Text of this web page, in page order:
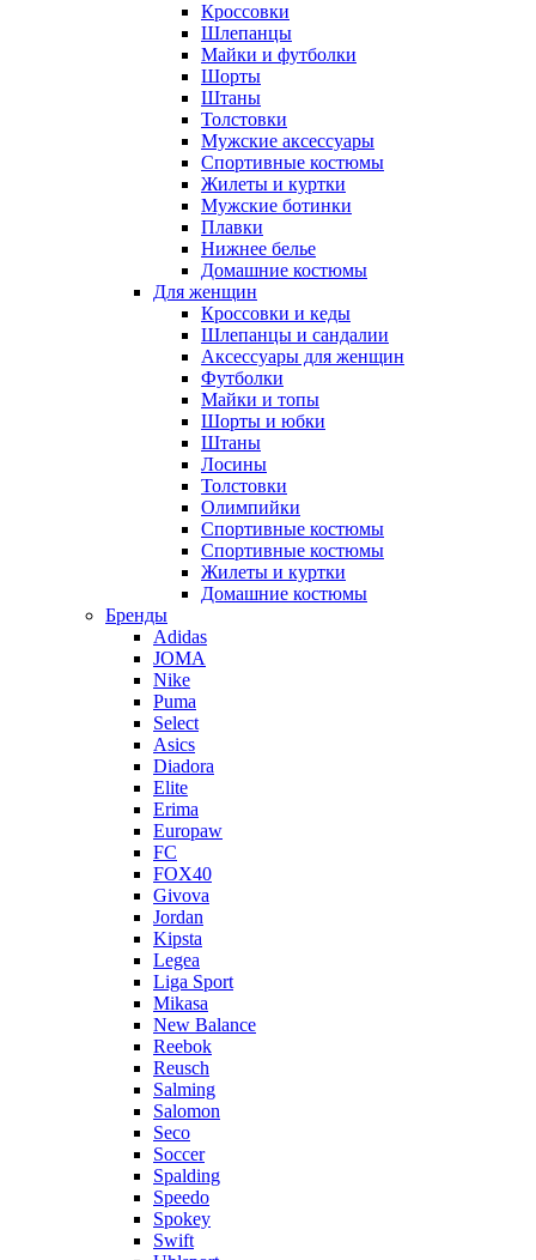
Кроссовки
Шлепанцы
Майки и футболки
Шорты
Штаны
Толстовки
Мужские аксессуары
Спортивные костюмы
Жилеты и куртки
Мужские ботинки
Плавки
Нижнее белье
Домашние костюмы
Для женщин
Кроссовки и кеды
Шлепанцы и сандалии
Аксессуары для женщин
Футболки
Майки и топы
Шорты и юбки
Штаны
Лосины
Толстовки
Олимпийки
Спортивные костюмы
Спортивные костюмы
Жилеты и куртки
Домашние костюмы
Бренды
Adidas
JOMA
Nike
Puma
Select
Asics
Diadora
Elite
Erima
Europaw
FC
FOX40
Givova
Jordan
Kipsta
Legea
Liga Sport
Mikasa
New Balance
Reebok
Reusch
Salming
Salomon
Seco
Soccer
Spalding
Speedo
Spokey
Swift